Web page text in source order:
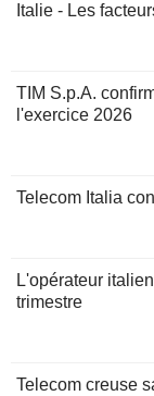
Italie - Les
TIM S.p.A.
l'exercice 2026
Telecom Italia
L'opérateur
trimestre
Telecom creuse